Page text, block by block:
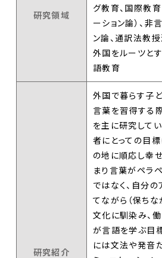
研究領域
グ教育、国際教
ーション論）、非
ン論、通訳法教
外国をルーツと
語教育
研究紹介
外国で暮らす子
言葉を習得する
を主に研究して
者にとっての目標
の地に順応し幸
まり言葉がペラ
ではなく、自分の
てながら（保ちな
文化に馴染み、
が言語を学ぶ目
には文法や発音